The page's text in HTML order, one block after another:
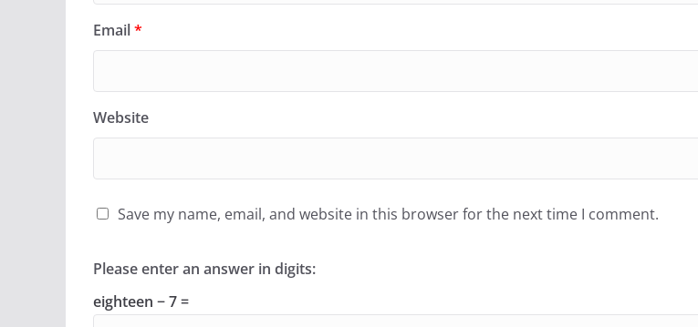
Email*
Website
Save my name, email, and website in this browser for the next time I comment.
Please enter an answer in digits:
eighteen − 7 =